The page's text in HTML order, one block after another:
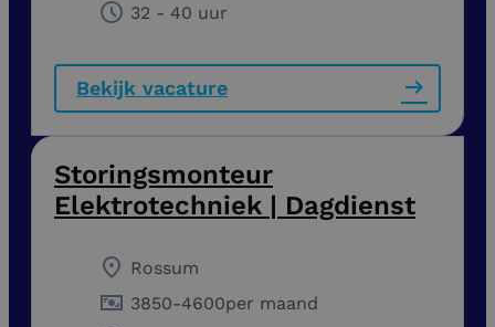
32 - 40 uur
Bekijk vacature
Storingsmonteur
Elektrotechniek | Dagdienst
Rossum
3850-4600per maand